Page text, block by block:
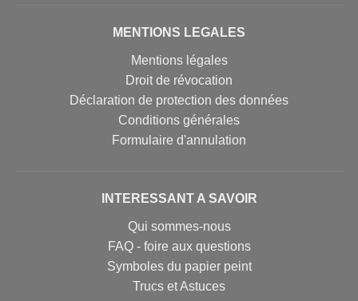
MENTIONS LEGALES
Mentions légales
Droit de révocation
Déclaration de protection des données
Conditions générales
Formulaire d'annulation
INTERESSANT A SAVOIR
Qui sommes-nous
FAQ - foire aux questions
Symboles du papier peint
Trucs et Astuces